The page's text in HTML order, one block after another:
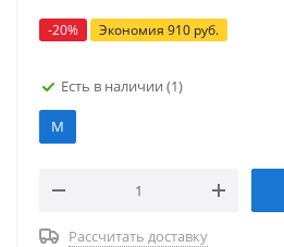
-20% Экономия 910 руб.
Есть в наличии (1)
M
Рассчитать доставку